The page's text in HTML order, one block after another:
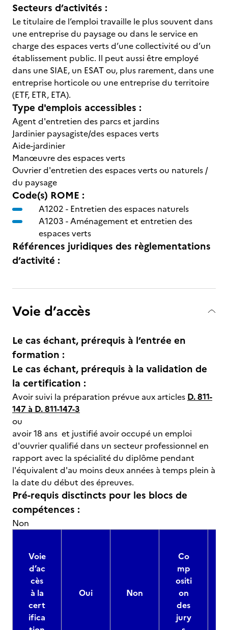
Secteurs d’activités :
Le titulaire de l’emploi travaille le plus souvent dans
une entreprise du paysage ou dans le service en
charge des espaces verts d’une collectivité ou d’un
établissement public. Il peut aussi être employé
dans une SIAE, un ESAT ou, plus rarement, dans une
entreprise horticole ou une entreprise du territoire
(ETF, ETR, ETA).
Type d'emplois accessibles :
Agent d'entretien des parcs et jardins
Jardinier paysagiste/des espaces verts
Aide-jardinier
Manœuvre des espaces verts
Ouvrier d'entretien des espaces verts ou naturels /
du paysage
Code(s) ROME :
A1202 - Entretien des espaces naturels
A1203 -Aménagement et entretien des
espaces verts
Références juridiques des règlementations
d’activité :
Voie d’accès
Le cas échant, prérequis à l’entrée en
formation :
Le cas échant, prérequis à la validation de
la certification :
Avoir suivi la préparation prévue aux articles D. 811-
147 à D. 811-147-3
ou
avoir 18 ans et justifié avoir occupé un emploi
d'ouvrier qualifié dans un secteur professionnel en
rapport avec la spécialité du diplôme pendant
l'équivalent d'au moins deux années à temps plein à
la date du début des épreuves.
Pré-requis disctincts pour les blocs de
compétences :
Non
Voie
d’ac
cès
à la
cert
ifica
Oui Non
Co
mp
ositi
on
des
jury